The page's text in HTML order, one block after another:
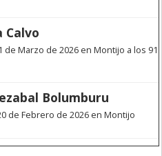
Calvo
de Marzo de 2026 en Montijo a los 91
Bolumburu
de Febrero de 2026 en Montijo